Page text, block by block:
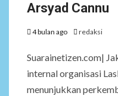
Arsyad Cannu
4 bulan ago redaksi
Suarainetizen.com|
internal organisasi
menunjukkan